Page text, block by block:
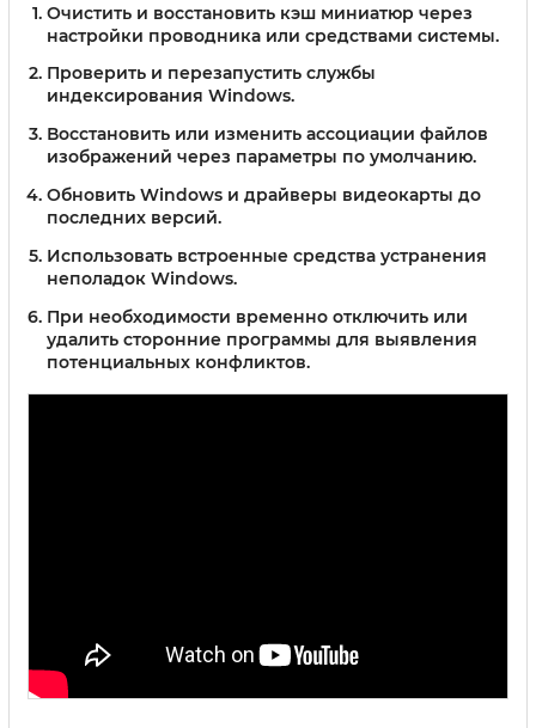
Очистить и восстановить кэш миниатюр через
настройки проводника или средствами системы.
Проверить и перезапустить службы
индексирования Windows.
Восстановить или изменить ассоциации файлов
изображений через параметры по умолчанию.
Обновить Windows и драйверы видеокарты до
последних версий.
Использовать встроенные средства устранения
неполадок Windows.
При необходимости временно отключить или
удалить сторонние программы для выявления
потенциальных конфликтов.